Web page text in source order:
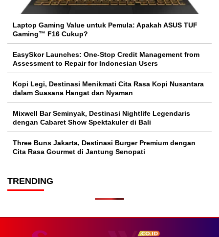
Laptop Gaming Value untuk Pemula: Apakah ASUS TUF
Gaming™ F16 Cukup?
EasySkor Launches: One-Stop Credit Management from
Assessment to Repair for Indonesian Users
Kopi Legi, Destinasi Menikmati Cita Rasa Kopi Nusantara
dalam Suasana Hangat dan Nyaman
Mixwell Bar Seminyak, Destinasi Nightlife Legendaris
dengan Cabaret Show Spektakuler di Bali
Three Buns Jakarta, Destinasi Burger Premium dengan
Cita Rasa Gourmet di Jantung Senopati
TRENDING